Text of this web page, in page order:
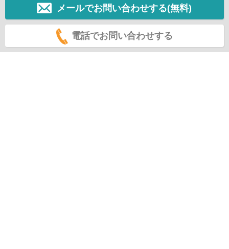
メールでお問い合わせする(無料)
電話でお問い合わせする